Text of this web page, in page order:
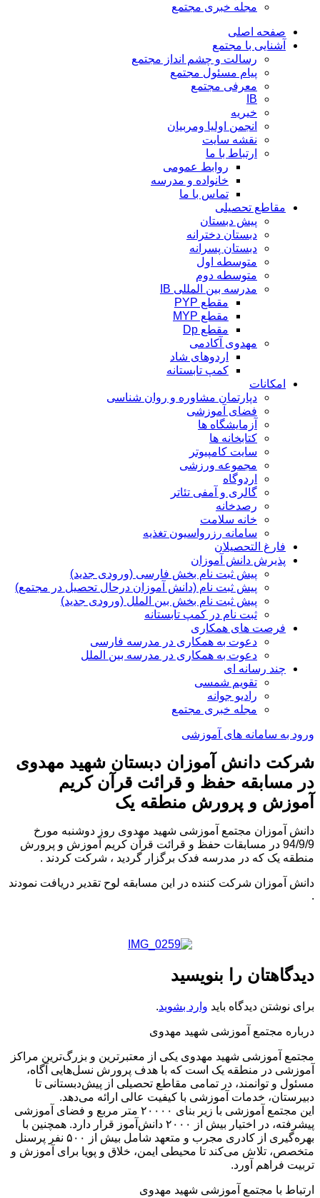
مجله خبری مجتمع
صفحه اصلی
آشنایی با مجتمع
رسالت و چشم انداز مجتمع
پیام مسئول مجتمع
معرفی مجتمع
IB
خیریه
انجمن اولیا ومربیان
نقشه سایت
ارتباط با ما
روابط عمومی
خانواده و مدرسه
تماس با ما
مقاطع تحصیلی
پیش دبستان
دبستان دخترانه
دبستان پسرانه
متوسطه اول
متوسطه دوم
مدرسه بین المللی IB
مقطع PYP
مقطع MYP
مقطع Dp
مهدوی آکادمی
اردوهای شاد
کمپ تابستانه
امکانات
دپارتمان مشاوره و روان شناسی
فضای آموزشی
آزمایشگاه ها
کتابخانه ها
سایت کامپیوتر
مجموعه ورزشی
اردوگاه
گالری و آمفی تئاتر
رصدخانه
خانه سلامت
سامانه رزرواسیون تغذیه
فارغ التحصیلان
پذیرش دانش آموزان
پیش ثبت نام بخش فارسی (ورودی جدید)
پیش ثبت نام (دانش آموزان درحال تحصیل در مجتمع)
پیش ثبت نام بخش بین الملل (ورودی جدید)
ثبت نام در کمپ تابستانه
فرصت های همکاری
دعوت به همکاری در مدرسه فارسی
دعوت به همکاری در مدرسه بین الملل
چند رسانه ای
تقویم شمسی
رادیو جوانه
مجله خبری مجتمع
ورود به سامانه های آموزشی
شرکت دانش آموزان دبستان شهید مهدوی
در مسابقه حفظ و قرائت قرآن کریم
آموزش و پرورش منطقه یک
دانش آموزان مجتمع آموزشی شهید مهدوی روز دوشنبه مورخ
94/9/9 در مسابقات حفظ و قرائت قرآن کریم آموزش و پرورش
منطقه یک که در مدرسه فدک برگزار گردید ، شرکت کردند .
دانش آموزان شرکت کننده در این مسابقه لوح تقدیر دریافت نمودند
.
دیدگاهتان را بنویسید
برای نوشتن دیدگاه باید وارد بشوید.
درباره مجتمع آموزشی شهید مهدوی
مجتمع آموزشی شهید مهدوی یکی از معتبرترین و بزرگ‌ترین مراکز
آموزشی در منطقه یک است که با هدف پرورش نسل‌هایی آگاه،
مسئول و توانمند، در تمامی مقاطع تحصیلی از پیش‌دبستانی تا
دبیرستان، خدمات آموزشی با کیفیت عالی ارائه می‌دهد.
این مجتمع آموزشی با زیر بنای ۲۰۰۰۰ متر مربع و فضای آموزشی
پیشرفته، در اختیار بیش از ۲۰۰۰ دانش‌آموز قرار دارد. همچنین با
بهره‌گیری از کادری مجرب و متعهد شامل بیش از ۵۰۰ نفر پرسنل
متخصص، تلاش می‌کند تا محیطی ایمن، خلاق و پویا برای آموزش و
تربیت فراهم آورد.
ارتباط با مجتمع آموزشی شهید مهدوی